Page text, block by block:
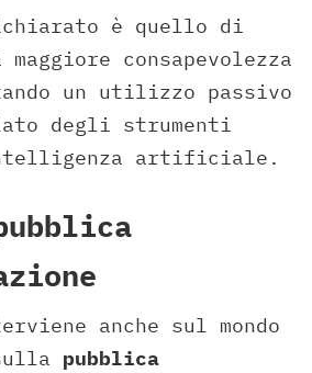
è quello di
consapevolezza
un utilizzo passivo
degli strumenti
artificiale.
anche sul mondo
pubblica